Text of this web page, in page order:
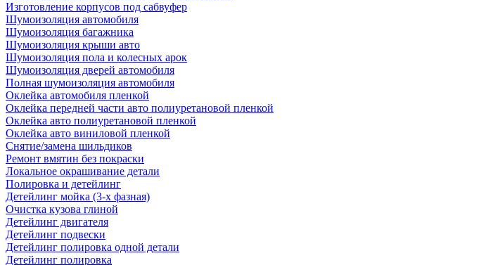
Изготовление корпусов под сабвуфер
Шумоизоляция автомобиля
Шумоизоляция багажника
Шумоизоляция крыши авто
Шумоизоляция пола и колесных арок
Шумоизоляция дверей автомобиля
Полная шумоизоляция автомобиля
Оклейка автомобиля пленкой
Оклейка передней части авто полиуретановой пленкой
Оклейка авто полиуретановой пленкой
Оклейка авто виниловой пленкой
Снятие/замена шильдиков
Ремонт вмятин без покраски
Локальное окрашивание детали
Полировка и детейлинг
Детейлинг мойка (3-х фазная)
Очистка кузова глиной
Детейлинг двигателя
Детейлинг подвески
Детейлинг полировка одной детали
Детейлинг полировка